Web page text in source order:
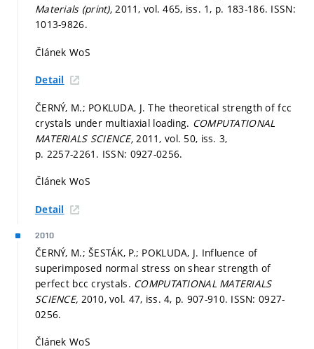
Materials (print),2011, vol. 465, iss. 1, p. 183-186. ISSN:
1013-9826.
Článek WoS
Detail
ČERNÝ, M.; POKLUDA, J. The theoretical strength of fcc
crystals under multiaxial loading. COMPUTATIONAL
MATERIALS SCIENCE, 2011, vol. 50, iss. 3,
p. 2257-2261. ISSN: 0927-0256.
Článek WoS
Detail
2010
ČERNÝ, M.; ŠESTÁK, P.; POKLUDA, J. Influence of
superimposed normal stress on shear strength of
perfect bcc crystals. COMPUTATIONAL MATERIALS
SCIENCE, 2010, vol. 47, iss. 4, p. 907-910. ISSN: 0927-
0256.
Článek WoS